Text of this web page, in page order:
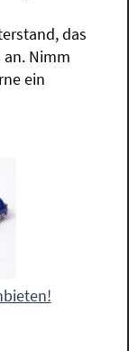
das
Nimm
ein